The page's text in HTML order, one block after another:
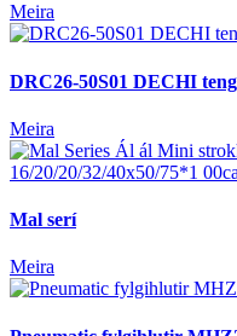
Meira
DRC26-50S01 DECHI
Meira
Mal serí
Meira